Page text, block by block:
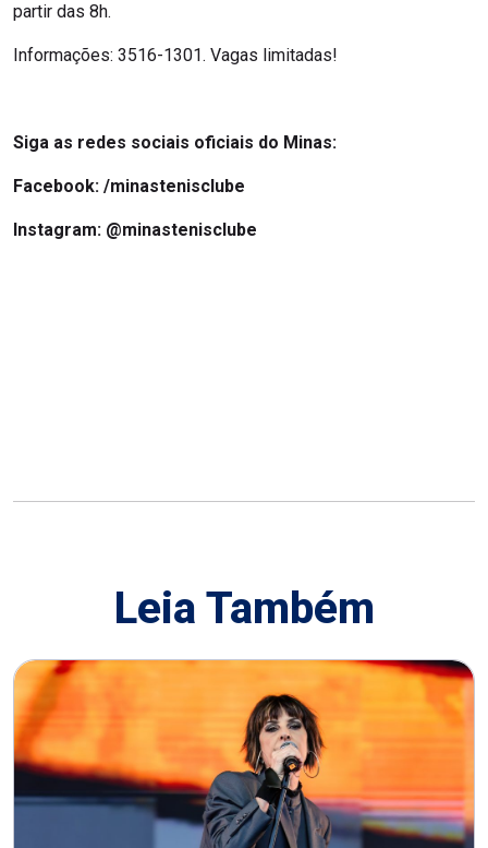
partir das 8h.
Informações: 3516-1301. Vagas limitadas!
Siga as redes sociais oficiais do Minas:
Facebook: /minastenisclube
Instagram: @minastenisclube
Leia Também